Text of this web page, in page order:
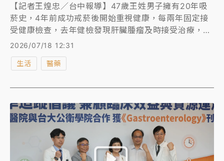
【記者王煌忠／台中報導】47歲王姓男子擁有20年吸
菸史，4年前成功戒菸後開始重視健康，每兩年固定接
受健康檢查，去年健檢發現肝臟腫瘤及時接受治療，今
年再度透過肺部電腦斷層檢查，發現左下肺葉有一顆約
分。雖然進一步檢查未發現明顯惡性細胞，但醫師高度
腺癌，所幸因及早發現並接受達文西機械手臂手術治
療，術後恢復良好，第二天即順利出院，目前已恢復正
常工作。
2026/07/18 12:31
生活 醫藥